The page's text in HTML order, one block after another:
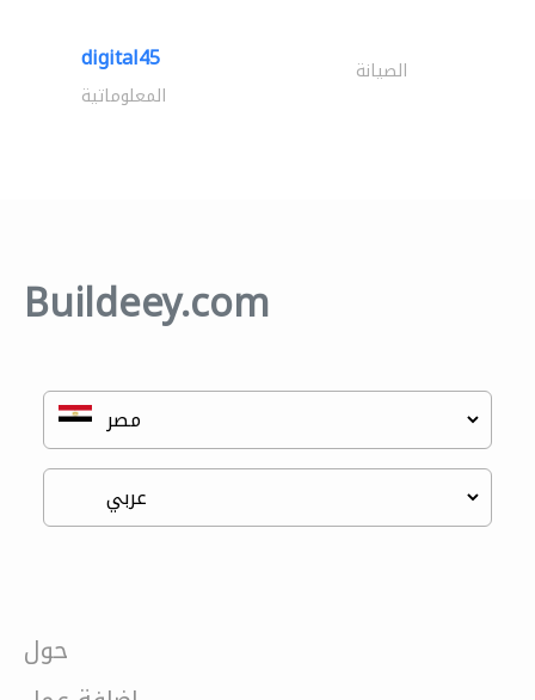
digital45 الصيانة
المعلوماتية
Buildeey.com
حول